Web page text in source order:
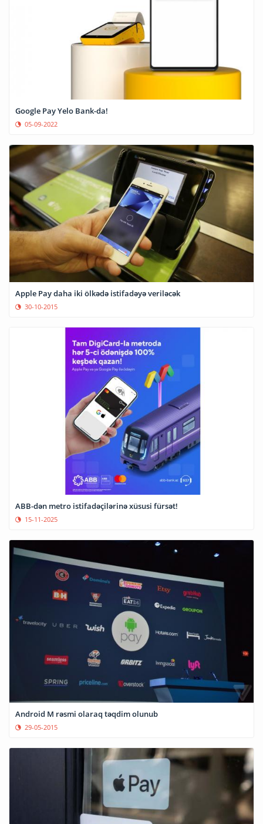
Google Pay Yelo Bank-da!
05-09-2022
Apple Pay daha iki ölkədə istifadəyə veriləcək
30-10-2015
ABB-dən metro istifadəçilərinə xüsusi fürsət!
15-11-2025
Android M rəsmi olaraq təqdim olunub
29-05-2015